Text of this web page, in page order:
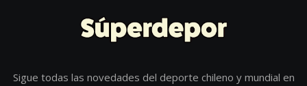
Sigue todas las novedades del deporte chileno y mundial en